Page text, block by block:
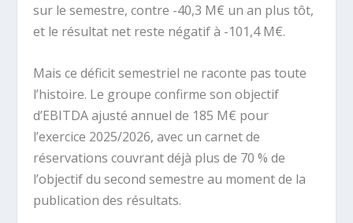
sur le semestre, contre -40,3 M€ un an plus tôt,
et le résultat net reste négatif à -101,4 M€.
Mais ce déficit semestriel ne raconte pas toute
l’histoire. Le groupe confirme son objectif
d’EBITDA ajusté annuel de 185 M€ pour
l’exercice 2025/2026, avec un carnet de
réservations couvrant déjà plus de 70 % de
l’objectif du second semestre au moment de la
publication des résultats.